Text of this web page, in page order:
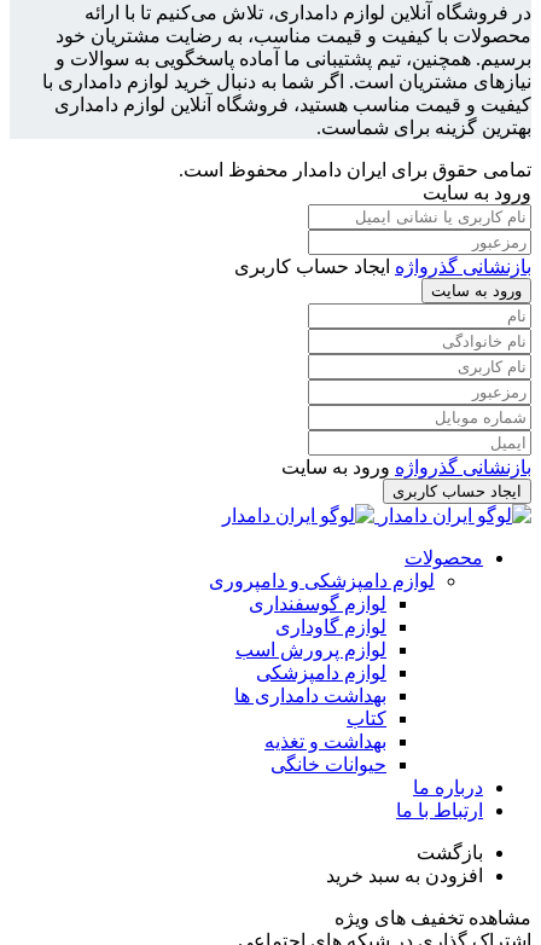
در فروشگاه آنلاین لوازم دامداری، تلاش می‌کنیم تا با ارائه
محصولات با کیفیت و قیمت مناسب، به رضایت مشتریان خود
برسیم. همچنین، تیم پشتیبانی ما آماده پاسخگویی به سوالات و
نیازهای مشتریان است. اگر شما به دنبال خرید لوازم دامداری با
کیفیت و قیمت مناسب هستید، فروشگاه آنلاین لوازم دامداری
بهترین گزینه برای شماست.
تمامی حقوق برای ایران دامدار محفوظ است.
ورود به سایت
بازنشانی گذرواژه ایجاد حساب کاربری
ورود به سایت
بازنشانی گذرواژه ورود به سایت
ایجاد حساب کاربری
محصولات
لوازم دامپزشکی و دامپروری
لوازم گوسفنداری
لوازم گاوداری
لوازم پرورش اسب
لوازم دامپزشکی
بهداشت دامداری ها
کتاب
بهداشت و تغذیه
حیوانات خانگی
درباره ما
ارتباط با ما
بازگشت
افزودن به سبد خرید
مشاهده تخفیف های ویژه
اشتراک گذاری در شبکه های اجتماعی